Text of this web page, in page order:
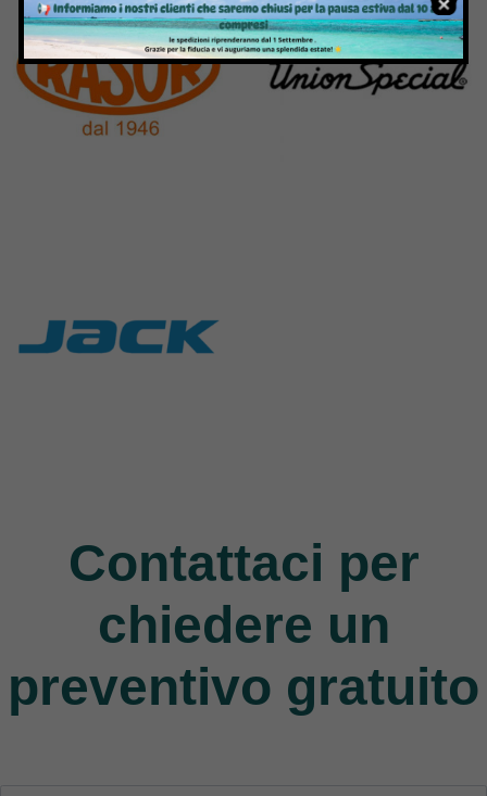
Contattaci per
chiedere un
preventivo gratuito